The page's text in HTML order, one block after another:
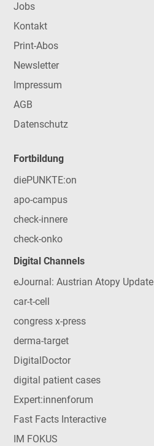
Jobs
Kontakt
Print-Abos
Newsletter
Impressum
AGB
Datenschutz
Fortbildung
diePUNKTE:on
apo-campus
check-innere
check-onko
Digital Channels
eJournal: Austrian Atopy Update
car-t-cell
congress x-press
derma-target
DigitalDoctor
digital patient cases
Expert:innenforum
Fast Facts Interactive
IM FOKUS